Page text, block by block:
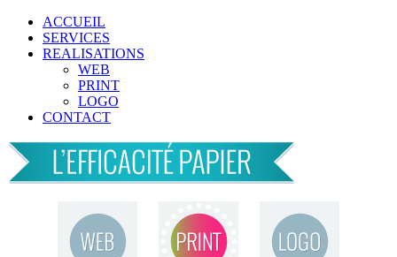
ACCUEIL
SERVICES
REALISATIONS
WEB
PRINT
LOGO
CONTACT